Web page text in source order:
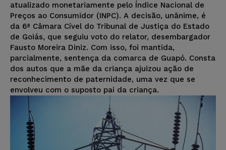
atualizado monetariamente pelo Índice Nacional de
Preços ao Consumidor (INPC). A decisão, unânime, é
da 6ª Câmara Cível do Tribunal de Justiça do Estado
de Goiás, que seguiu voto do relator, desembargador
Fausto Moreira Diniz. Com isso, foi mantida,
parcialmente, sentença da comarca de Guapó. Consta
dos autos que a mãe da criança ajuizou ação de
reconhecimento de paternidade, uma vez que se
envolveu com o suposto pai da criança.